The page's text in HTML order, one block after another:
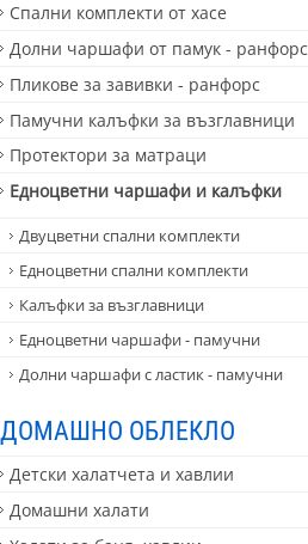
Спални комплекти от хасе
Долни чаршафи от памук - ранфорс
Пликове за завивки - ранфорс
Памучни калъфки за възглавници
Протектори за матраци
Едноцветни чаршафи и калъфки
Двуцветни спални комплекти
Едноцветни спални комплекти
Калъфки за възглавници
Едноцветни чаршафи - памучни
Долни чаршафи с ластик - памучни
ДОМАШНО ОБЛЕКЛО
Детски халатчета и хавлии
Домашни халати